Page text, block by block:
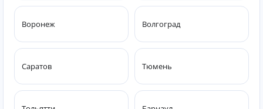
Воронеж Волгоград
Саратов Тюмень